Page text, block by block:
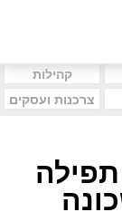
קהילות
צרכנות ועסקים